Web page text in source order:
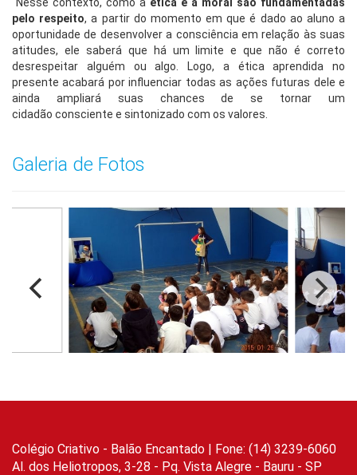
pelo respeito, a partir do momento em que é dado ao aluno a
oportunidade de desenvolver a consciência em relação às suas
atitudes, ele saberá que há um limite e que não é correto
desrespeitar alguém ou algo. Logo, a ética aprendida no
presente acabará por influenciar todas as ações futuras dele e
ainda ampliará suas chances de se tornar um
cidadão consciente e sintonizado com os valores.
Galeria de Fotos
Colégio Criativo - Balão Encantado | Fone: (14) 3239-6060
Al. dos Heliotropos, 3-28 - Pq. Vista Alegre - Bauru - SP